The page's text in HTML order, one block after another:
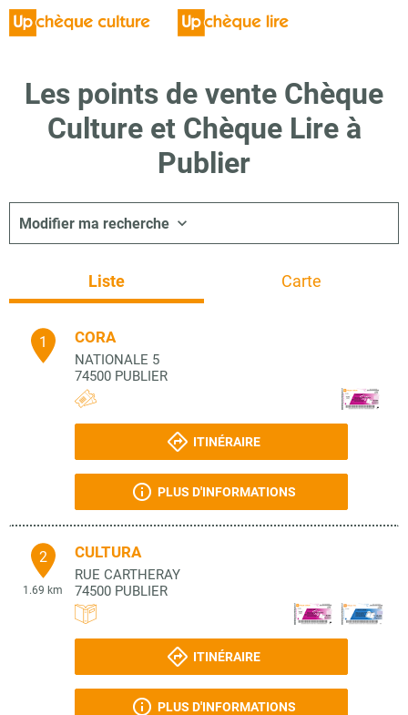
Les points de vente Chèque
Culture et Chèque Lire à
Publier
Modifier ma recherche
Liste Carte
1 CORA
NATIONALE 5
74500 PUBLIER
ITINÉRAIRE
PLUS D'INFORMATIONS
2
1.69 km
CULTURA
RUE CARTHERAY
74500 PUBLIER
ITINÉRAIRE
PLUS D'INFORMATIONS